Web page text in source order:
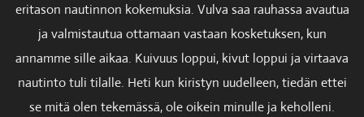
eritason nautinnon kokemuksia. Vulva saa rauhassa avautua
ja valmistautua ottamaan vastaan kosketuksen, kun
annamme sille aikaa. Kuivuus loppui, kivut loppui ja virtaava
nautinto tuli tilalle. Heti kun kiristyn uudelleen, tiedän ettei
se mitä olen tekemässä, ole oikein minulle ja keholleni.